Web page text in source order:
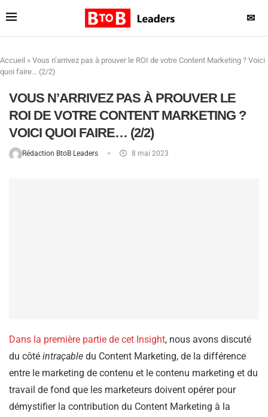
✉
Accueil » Vous n’arrivez pas à prouver le ROI de votre Content Marketing ? Voici
quoi faire… (2/2)
VOUS N’ARRIVEZ PAS À PROUVER LE
ROI DE VOTRE CONTENT MARKETING ?
VOICI QUOI FAIRE… (2/2)
Rédaction BtoB Leaders 8 mai 2023
Dans la première partie de cet Insight, nous avons discuté
du côté intraçable du Content Marketing, de la différence
entre le marketing de contenu et le contenu marketing et du
travail de fond que les marketeurs doivent opérer pour
démystifier la contribution du Content Marketing à la